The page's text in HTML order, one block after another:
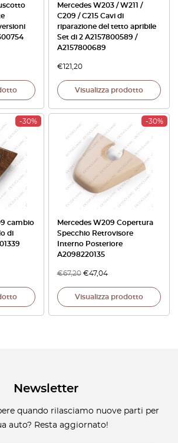
Mercedes W203 / W211 /
C209 / C215 Cavi di
riparazione del tetto apribile
Set di 2 A2157800589 /
A2157800689
€121,20
Visualizza prodotto
-30%
cambio
di
-30%
Mercedes W209 Copertura
Specchio Retrovisore
Interno Posteriore
A2098220135
€67,20 €47,04
Visualizza prodotto
Newsletter
quando rilasciamo nuove parti per
auto? Resta aggiornato!